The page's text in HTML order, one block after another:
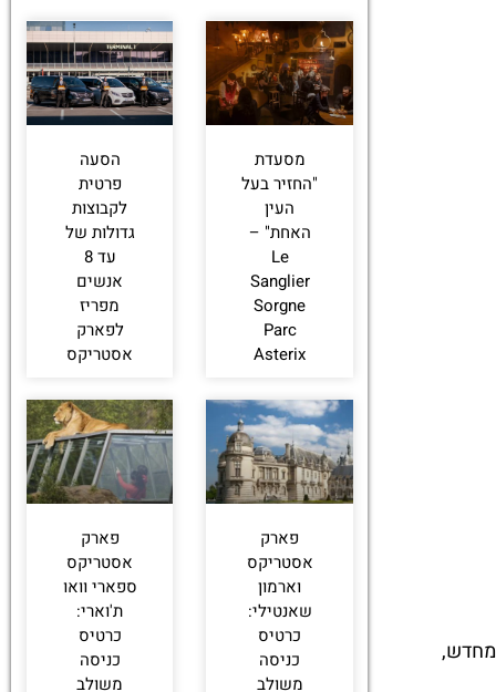
מחדש,
מסעדת
"החזיר בעל
העין
האחת" –
Le
Sanglier
Sorgne
Parc
Asterix
הסעה
פרטית
לקבוצות
גדולות של
עד 8
אנשים
מפריז
לפארק
אסטריקס
פארק
אסטריקס
וארמון
שאנטילי:
כרטיס
כניסה
משולב
פארק
אסטריקס
ספארי וואו
ת'וארי:
כרטיס
כניסה
משולב